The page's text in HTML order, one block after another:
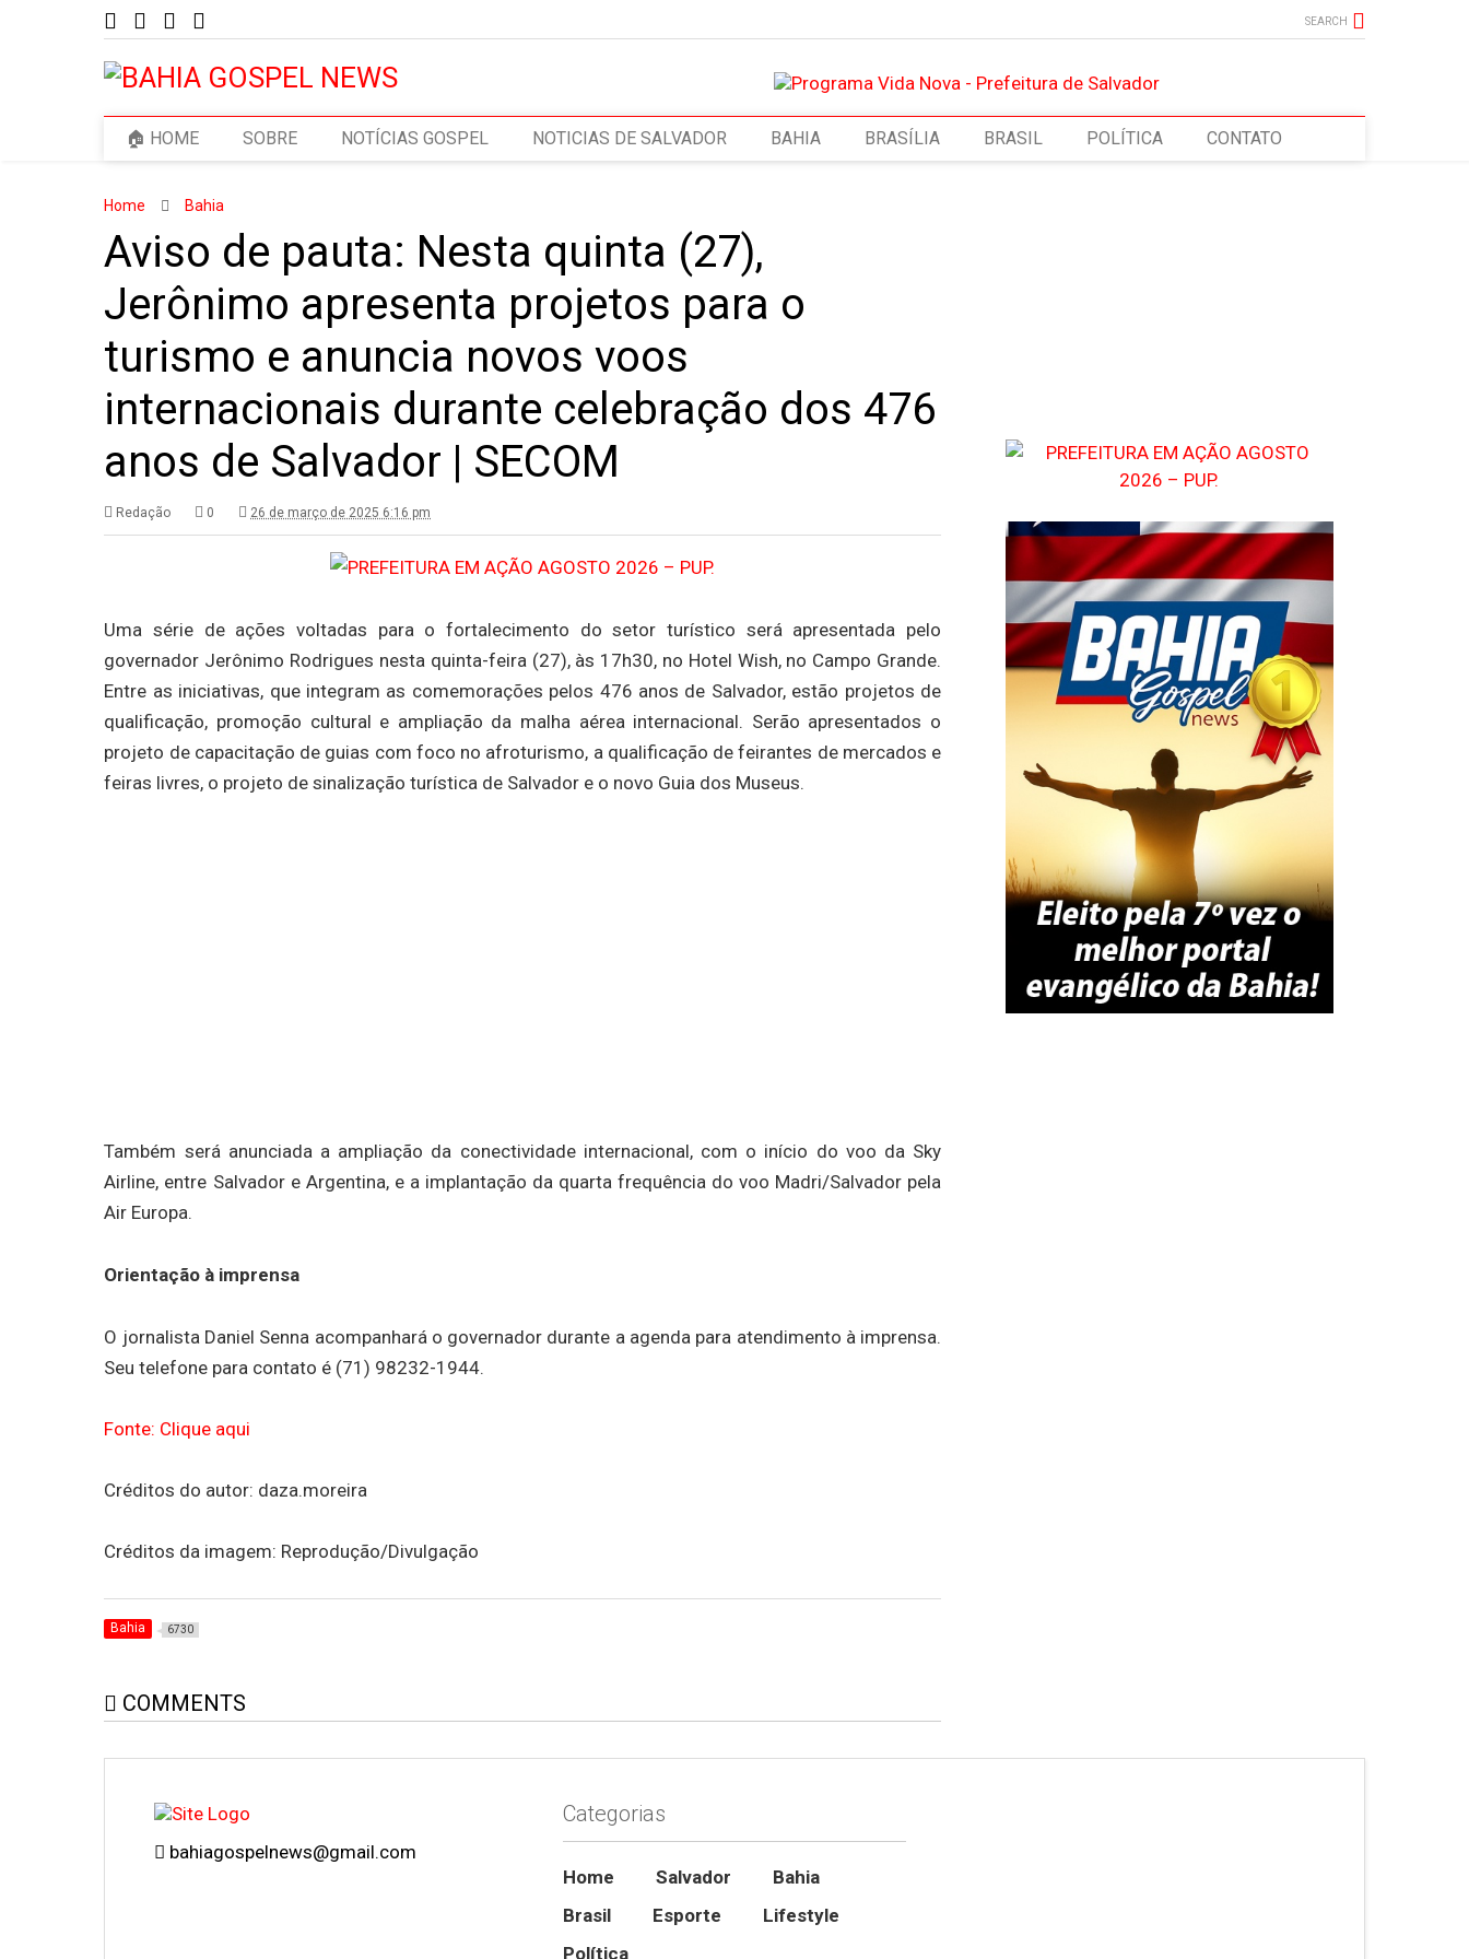
SEARCH
🏠 HOME SOBRE NOTÍCIAS GOSPEL NOTICIAS DE SALVADOR BAHIA BRASÍLIA BRASIL POLÍTICA CONTATO
Home Bahia
Aviso de pauta: Nesta quinta (27),
Jerônimo apresenta projetos para o
turismo e anuncia novos voos
internacionais durante celebração dos 476
anos de Salvador | SECOM
Redação 0 26 de março de 2025 6:16 pm
Uma série de ações voltadas para o fortalecimento do setor turístico será apresentada pelo
governador Jerônimo Rodrigues nesta quinta-feira (27), às 17h30, no Hotel Wish, no Campo Grande.
Entre as iniciativas, que integram as comemorações pelos 476 anos de Salvador, estão projetos de
qualificação, promoção cultural e ampliação da malha aérea internacional. Serão apresentados o
projeto de capacitação de guias com foco no afroturismo, a qualificação de feirantes de mercados e
feiras livres, o projeto de sinalização turística de Salvador e o novo Guia dos Museus.
Também será anunciada a ampliação da conectividade internacional, com o início do voo da Sky
Airline, entre Salvador e Argentina, e a implantação da quarta frequência do voo Madri/Salvador pela
Air Europa.
Orientação à imprensa
O jornalista Daniel Senna acompanhará o governador durante a agenda para atendimento à imprensa.
Seu telefone para contato é (71) 98232-1944.
Fonte: Clique aqui
Créditos do autor: daza.moreira
Créditos da imagem: Reprodução/Divulgação
Bahia 6730
COMMENTS
bahiagospelnews@gmail.com
Categorias
Home Salvador
Bahia
Brasil
Esporte
Lifestyle
Política